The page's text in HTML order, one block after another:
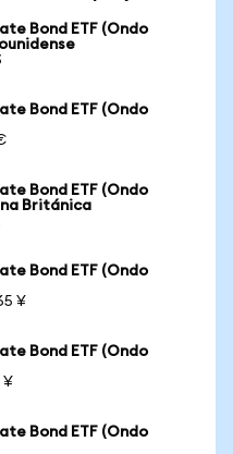
Bond ETF (Ondo
Bond ETF (Ondo
Bond ETF (Ondo
Británica
Bond ETF (Ondo
¥
Bond ETF (Ondo
¥
Bond ETF (Ondo